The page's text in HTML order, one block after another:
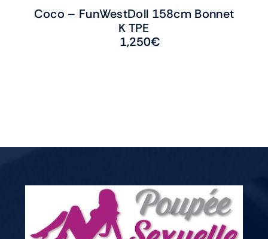
Coco – FunWestDoll 158cm Bonnet
K TPE
1,250€